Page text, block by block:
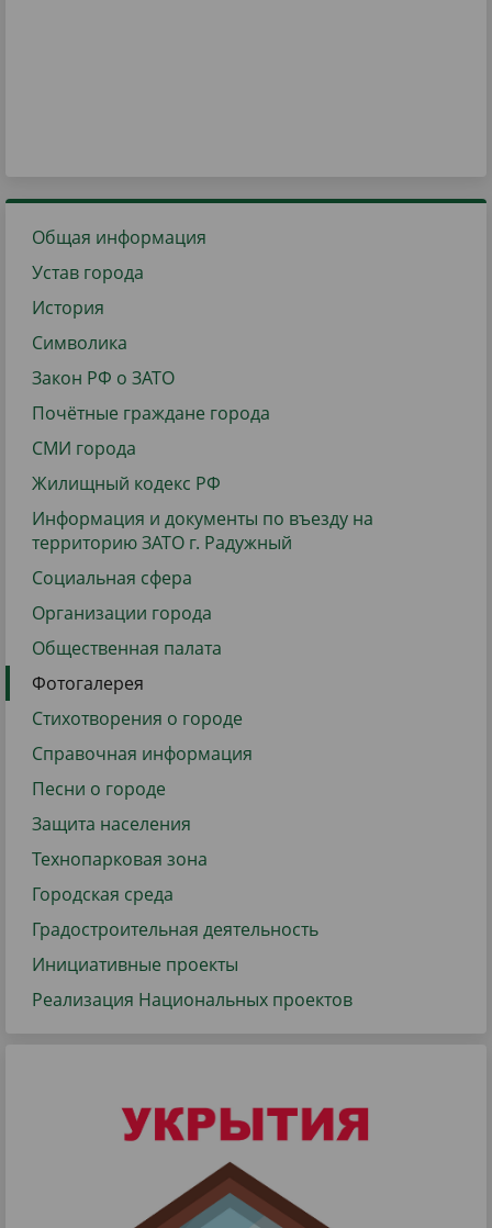
Общая информация
Устав города
История
Символика
Закон РФ о ЗАТО
Почётные граждане города
СМИ города
Жилищный кодекс РФ
Информация и документы по въезду на
территорию ЗАТО г. Радужный
Социальная сфера
Организации города
Общественная палата
Фотогалерея
Стихотворения о городе
Справочная информация
Песни о городе
Защита населения
Технопарковая зона
Городская среда
Градостроительная деятельность
Инициативные проекты
Реализация Национальных проектов